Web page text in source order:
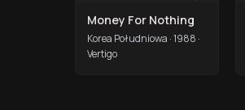
Money For Nothing
Korea Południowa · 1988 ·
Vertigo